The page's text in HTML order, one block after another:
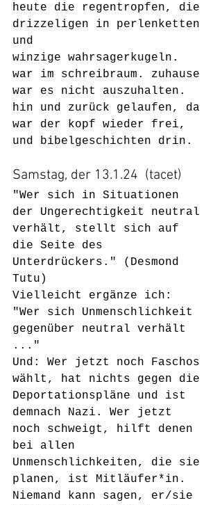
heute die regentropfen, die
drizzeligen in perlenketten
und
winzige wahrsagerkugeln.
war im schreibraum. zuhause
war es nicht auszuhalten.
hin und zurück gelaufen, da
war der kopf wieder frei,
und bibelgeschichten drin.
Samstag, der 13.1.24  (tacet)
"Wer sich in Situationen
der Ungerechtigkeit neutral
verhält, stellt sich auf
die Seite des
Unterdrückers." (Desmond
Tutu)
Vielleicht ergänze ich:
"Wer sich Unmenschlichkeit
gegenüber neutral verhält
..."
Und: Wer jetzt noch Faschos
wählt, hat nichts gegen die
Deportationspläne und ist
demnach Nazi. Wer jetzt
noch schweigt, hilft denen
bei allen
Unmenschlichkeiten, die sie
planen, ist Mitläufer*in.
Niemand kann sagen, er/sie